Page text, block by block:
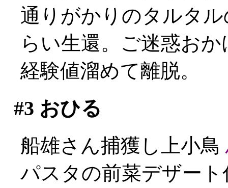
通りがかりのタルタ
らい生還。ご迷惑お
経験値溜めて離脱。
#3 おひる
船雄さん捕獲し上小鳥
パスタの前菜デザー